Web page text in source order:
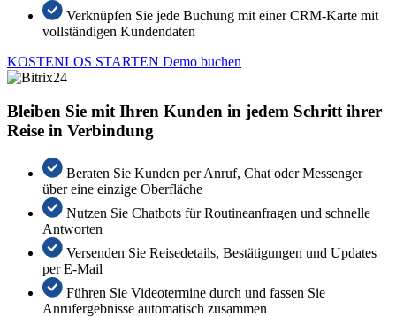
Verknüpfen Sie jede Buchung mit einer CRM-Karte mit
vollständigen Kundendaten
KOSTENLOS STARTEN Demo buchen
Bleiben Sie mit Ihren Kunden in jedem Schritt ihrer
Reise in Verbindung
Beraten Sie Kunden per Anruf, Chat oder Messenger
über eine einzige Oberfläche
Nutzen Sie Chatbots für Routineanfragen und schnelle
Antworten
Versenden Sie Reisedetails, Bestätigungen und Updates
per E-Mail
Führen Sie Videotermine durch und fassen Sie
Anrufergebnisse automatisch zusammen